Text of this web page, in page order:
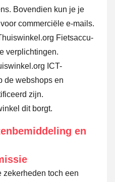
Bovendien kun je je
commerciële e-mails.
Fietsaccu-
verplichtingen.
ICT-
de webshops en
zijn.
dit borgt.
en
zekerheden toch een